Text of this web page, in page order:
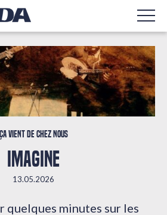
Ça vient de chez nous
IMAGINE
13.05.2026
quelques minutes sur les